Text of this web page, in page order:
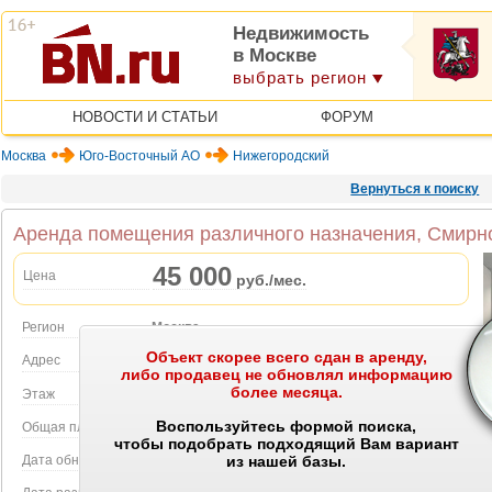
Недвижимость
в Москве
выбрать регион
НОВОСТИ И СТАТЬИ ФОРУМ
Москва Юго-Восточный АО Нижегородский
Вернуться к поиску
Объект скорее всего сдан в аренду,
либо продавец не обновлял информацию
более месяца.
Воспользуйтесь формой поиска,
чтобы подобрать подходящий Вам вариант
из нашей базы.
Аренда помещения различного назначения,
Цена 45 000 руб./мес.
Регион Москва
Адрес Смирновская ул., Д.2ТР1 Объект на карте
Этаж 1 этаж в 2-этажном доме
Общая площадь 16.00 м2
Дата обновления